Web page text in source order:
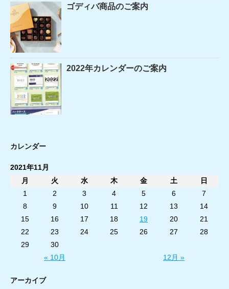
ゴディバ商品のご案内
2022年カレンダーのご案内
カレンダー
2021年11月
月
火 水 木 金 土 日
« 10月 12月 »
1 2 3 4 5 6
7
8
9 10 11 12 13
14
15
16 17 18 19 20
21
22
23 24 25 26 27
28
29
30
アーカイブ